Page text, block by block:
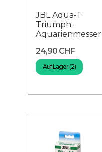
JBL Aqua-T
Triumph-
Aquarienmesser
24,90 CHF
Auf Lager (2)